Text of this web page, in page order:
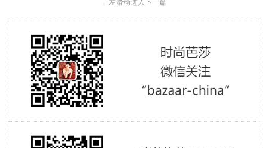
← 左滑动进入下一篇